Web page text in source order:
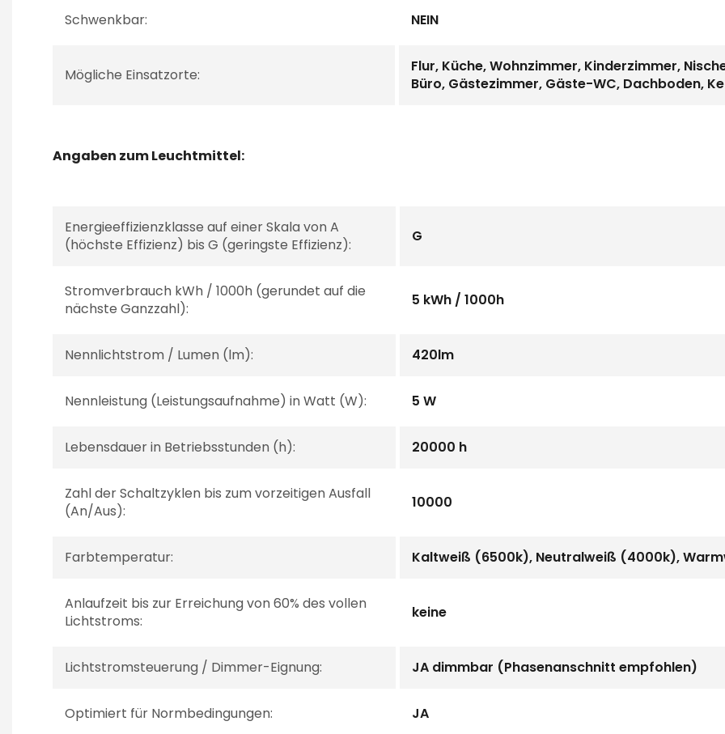
Schwenkbar: NEIN
Mögliche Einsatzorte:
Flur, Küche, Wohnzimmer, Kinderzimmer,
Büro, Gästezimmer, Gäste-WC, Dachboden,
Angaben zum Leuchtmittel:
Energieeffizienzklasse auf einer Skala von A
(höchste Effizienz) bis G (geringste Effizienz):
G
Stromverbrauch kWh / 1000h (gerundet auf die
nächste Ganzzahl):
5 kWh / 1000h
Nennlichtstrom / Lumen (lm): 420lm
Nennleistung (Leistungsaufnahme) in Watt (W): 5 W
Lebensdauer in Betriebsstunden (h): 20000 h
Zahl der Schaltzyklen bis zum vorzeitigen Ausfall
(An/Aus):
10000
Farbtemperatur: Kaltweiß (6500k), Neutralweiß (4000k),
Anlaufzeit bis zur Erreichung von 60% des vollen
Lichtstroms:
keine
Lichtstromsteuerung / Dimmer-Eignung: JA dimmbar (Phasenanschnitt empfohlen)
Optimiert für Normbedingungen: JA